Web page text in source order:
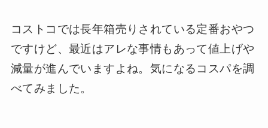
コストコでは長年箱売りされている定番おやつ
ですけど、最近はアレな事情もあって値上げや
減量が進んでいますよね。気になるコスパを調
べてみました。